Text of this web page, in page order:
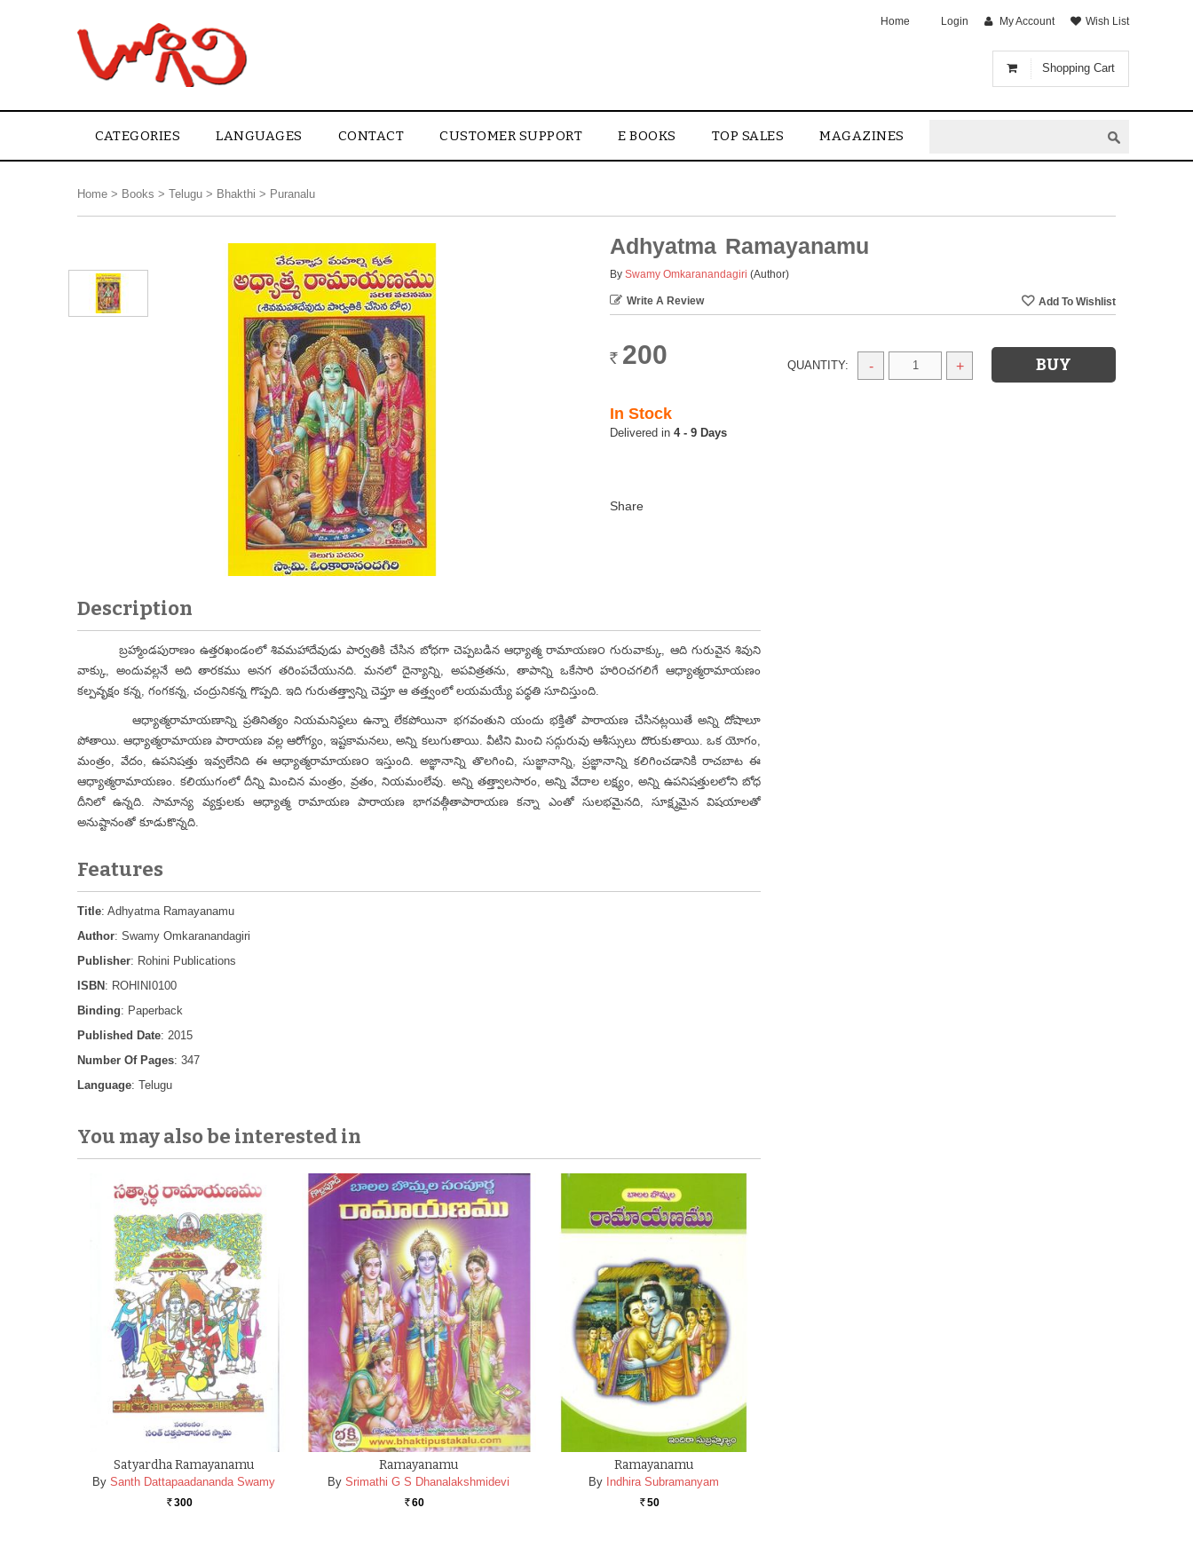
Shopping Cart
Home Login My Account Wish List
CATEGORIES LANGUAGES CONTACT CUSTOMER SUPPORT E BOOKS TOP SALES MAGAZINES
Home > Books > Telugu > Bhakthi > Puranalu
Adhyatma Ramayanamu
By Swamy Omkaranandagiri (Author)
Write A Review
Rs. 200 QUANTITY: - +
In Stock
4 - 9 Days
Description
బ్రహ్మాండపురాణం ఉత్తరఖండంలో శివమహాదేవుడు పార్వతికి చేసిన బోధగా చెప్పబడిన ఆధ్యాత్మ రామాయణ౦ గురువాక్కు, ఆది గురువైన శివుని
వాక్కు, అందువల్లనే అది తారకము అనగ తరింపచేయునది. మనలో దైన్యాన్ని, అపవిత్రతను, తాపాన్ని ఒకేసారి హరి౦చగలిగే ఆధ్యాత్మరామాయణం
కల్పవృక్షం కన్న, గంగకన్న, చంద్రునికన్న గొప్పది. ఇది గురుతత్త్వాన్ని చెప్తూ ఆ తత్త్వంలో లయమయ్యే పధ్ధతి సూచిస్తుంది.
ఆధ్యాత్మరామాయణాన్ని ప్రతినిత్యం నియమనిష్ఠలు ఉన్నా లేకపోయినా భగవంతుని యందు భక్తితో పారాయణ చేసినట్లయితే అన్ని దోషాలూ
పోతాయి. ఆధ్యాత్మరామాయణ పారాయణ వల్ల ఆరోగ్యం, ఇష్టకామనలు, అన్ని కలుగుతాయి. వీటిని మించి సద్గురువు ఆశీస్సులు దొరుకుతాయి. ఒక యోగం,
మంత్రం, వేదం, ఉపనిషత్తు ఇవ్వలేనిది ఈఆధ్యాత్మరామాయణ౦ ఇస్తుంది. అజ్ఞానాన్ని తొలగించి, సుజ్ఞానాన్ని, ప్రజ్ఞానాన్ని కలిగించడానికి రాచబాట ఈ
ఆధ్యాత్మరామాయణం. కలియుగంలో దీన్ని మించిన మంత్రం, వ్రతం, నియమంలేవు. అన్ని తత్త్వాలసారం, అన్ని వేదాల లక్ష్యం, అన్ని ఉపనిషత్తులలోని బోధ
దీనిలో ఉన్నది. సామాన్య వ్యక్తులకు ఆధ్యాత్మ రామాయణ పారాయణ భాగవత్గీతాపారాయణ కన్నా ఎంతో సులభమైనది, సూక్ష్మమైన విషయాలతో
అనుష్టానంతో కూడుకొన్నది.
Features
Title: Adhyatma Ramayanamu
Author: Swamy Omkaranandagiri
Publisher: Rohini Publications
ISBN : ROHINI0100
Binding: Paperback
Published Date: 2015
Number Of Pages: 347
Language: Telugu
You may also be interested in
Satyardha Ramayanamu
By Santh Dattapaadananda Swamy
Rs. 300
Ramayanamu
By Srimathi G S Dhanalakshmidevi
Rs. 60
Ramayanamu
By Indhira Subramanyam
Rs. 50